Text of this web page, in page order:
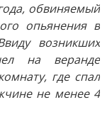
обвиняемый
опьянения в
возникших
на веранде
где спал
не менее 4